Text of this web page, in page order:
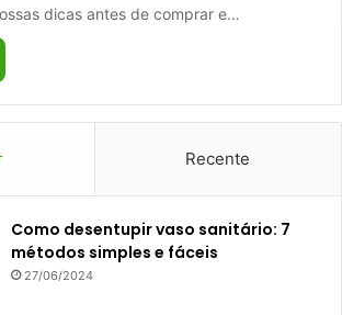
dicas antes de comprar e…
Recente
Como desentupir vaso sanitário: 7
métodos simples e fáceis
27/06/2024